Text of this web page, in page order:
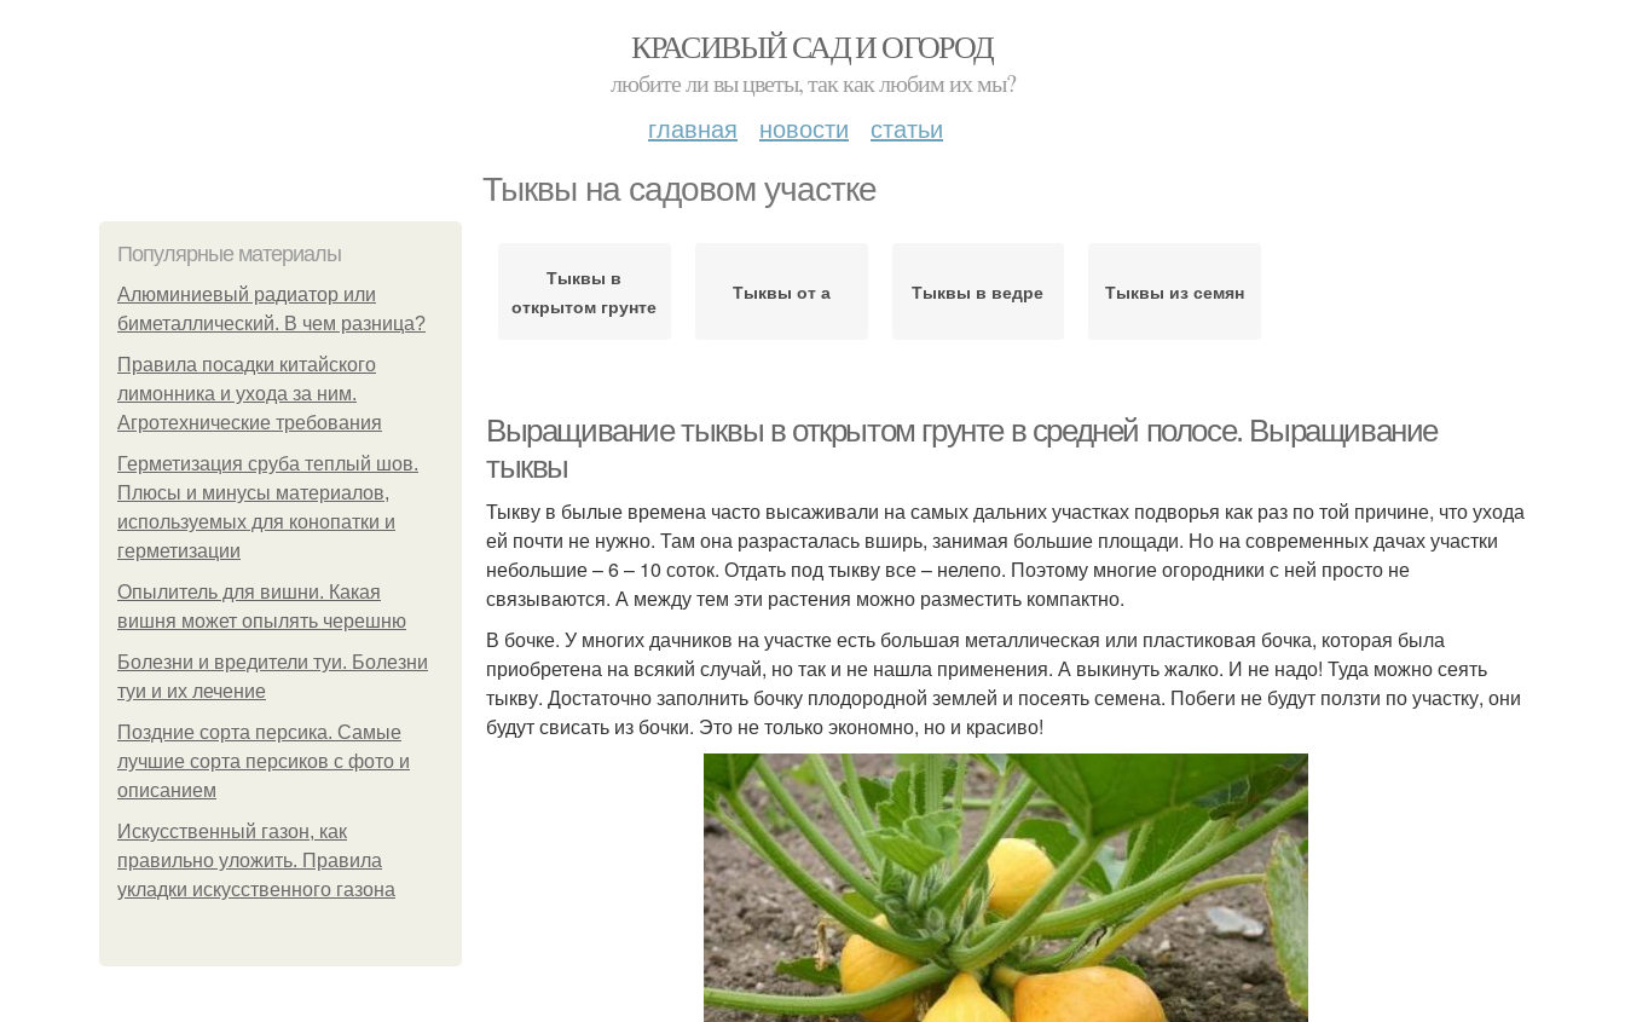
КРАСИВЫЙ САД И ОГОРОД
любите ли вы цветы, так как любим их мы?
главная новости статьи
Тыквы на садовом участке
Популярные материалы
Алюминиевый радиатор или
биметаллический. В чем разница?
Правила посадки китайского
лимонника и ухода за ним.
Агротехнические требования
Герметизация сруба теплый шов.
Плюсы и минусы материалов,
используемых для конопатки и
герметизации
Опылитель для вишни. Какая
вишня может опылять черешню
Болезни и вредители туи. Болезни
туи и их лечение
Поздние сорта персика. Самые
лучшие сорта персиков с фото и
описанием
Искусственный газон, как
правильно уложить. Правила
укладки искусственного газона
Тыквы в
открытом грунте
Тыквы от а Тыквы в ведре Тыквы из семян
Выращивание тыквы в открытом грунте в средней полосе. Выращивание
тыквы
Тыкву в былые времена часто высаживали на самых дальних участках подворья как раз по той причине, что ухода
ей почти не нужно. Там она разрасталась вширь, занимая большие площади. Но на современных дачах участки
небольшие – 6 – 10 соток. Отдать под тыкву все – нелепо. Поэтому многие огородники с ней просто не
связываются. А между тем эти растения можно разместить компактно.
В бочке. У многих дачников на участке есть большая металлическая или пластиковая бочка, которая была
приобретена на всякий случай, но так и не нашла применения. А выкинуть жалко. И не надо! Туда можно сеять
тыкву. Достаточно заполнить бочку плодородной землей и посеять семена. Побеги не будут ползти по участку, они
будут свисать из бочки. Это не только экономно, но и красиво!